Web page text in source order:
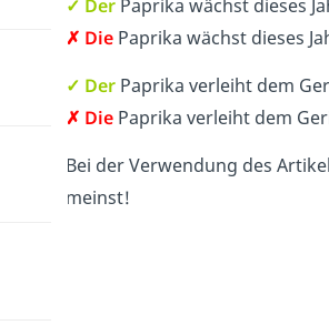
✓ Der Paprika wächst dieses
✗ Die Paprika wächst dieses
✓ DerPaprika verleiht dem
✗ DiePaprika verleiht dem
Bei der Verwendung des
meinst!